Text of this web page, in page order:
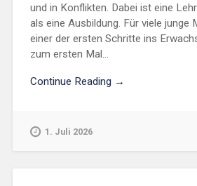
und in Konflikten. Dabei ist eine
als eine Ausbildung. Für viele junge
einer der ersten Schritte ins
zum ersten Mal...
Continue Reading →
1. Juli 2026